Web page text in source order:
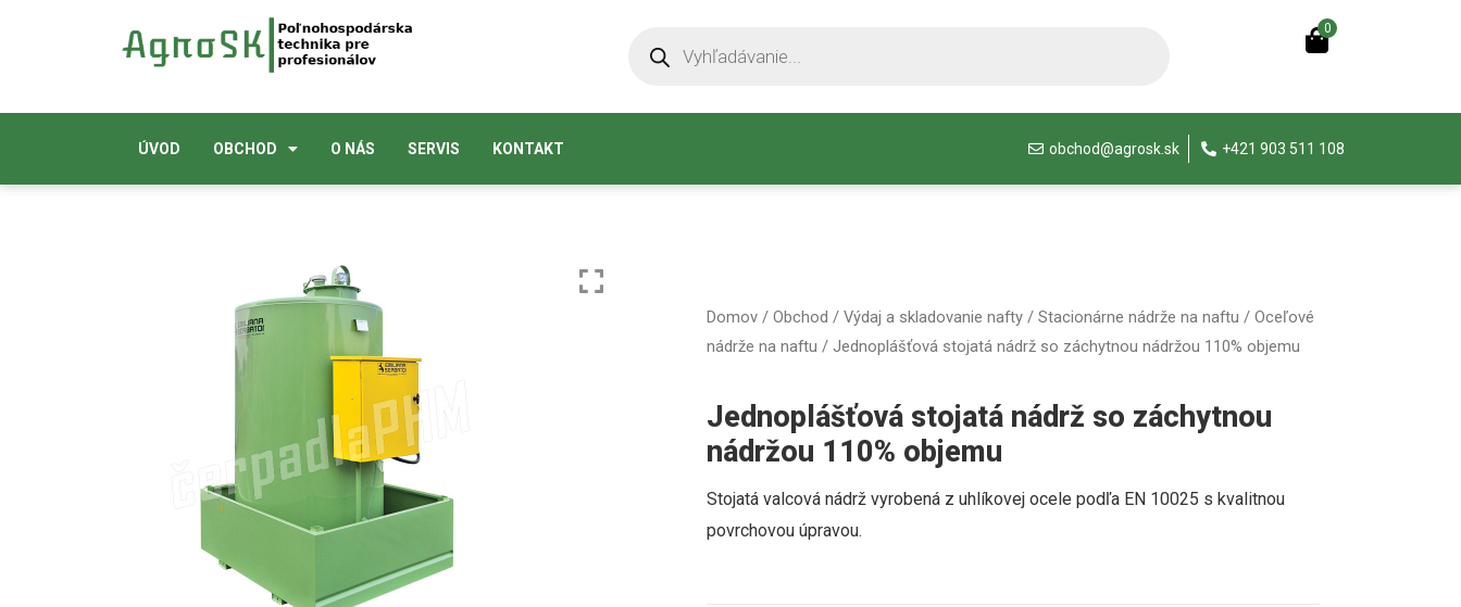
0
ÚVOD OBCHOD O NÁS SERVIS KONTAKT obchod@agrosk.sk +421 903 511 108
Domov/ Obchod / Výdaj a skladovanie nafty/ Stacionárne nádrže na naftu / Oceľové
nádrže na naftu / Jednoplášťová stojatá nádrž so záchytnou nádržou 110% objemu
Jednoplášťová stojatá nádrž so záchytnou
nádržou 110% objemu
Stojatá valcová nádrž vyrobená z uhlíkovej ocele podľa EN 10025 s kvalitnou
povrchovou úpravou.